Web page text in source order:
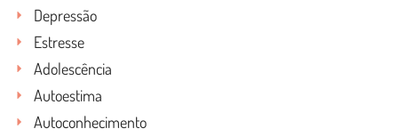
Depressão
Estresse
Adolescência
Autoestima
Autoconhecimento